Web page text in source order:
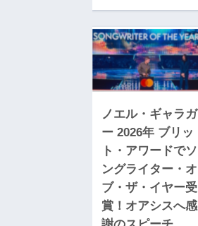
ノエル・ギャラガ
ー 2026年 ブリッ
ト・アワードでソ
ングライター・オ
ブ・ザ・イヤー受
賞！オアシスへ感